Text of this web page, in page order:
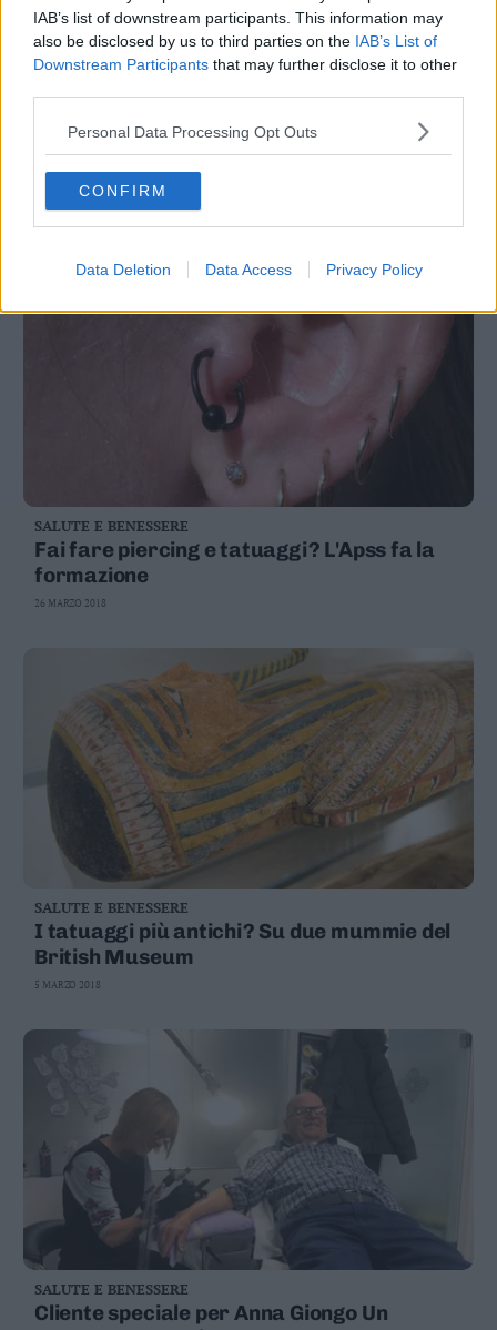
IAB’s list of downstream participants. This information may
also be disclosed by us to third parties on the IAB’s List of
Downstream Participants that may further disclose it to other
Personal Data Processing Opt Outs
CONFIRM
Data Deletion Data Access Privacy Policy
Esplode la moda tattoo tra le donne over
SALUTE E BENESSERE
Fai fare piercing e tatuaggi? L'Apss fa la
formazione
26 MARZO 2018
SALUTE E BENESSERE
I tatuaggi più antichi? Su due mummie del
British Museum
5 MARZO 2018
SALUTE E BENESSERE
Cliente speciale per Anna Giongo Un